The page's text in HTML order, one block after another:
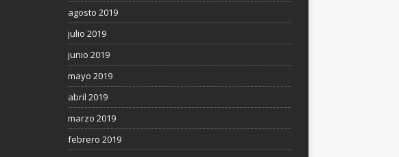
agosto 2019
julio 2019
junio 2019
mayo 2019
abril 2019
marzo 2019
febrero 2019